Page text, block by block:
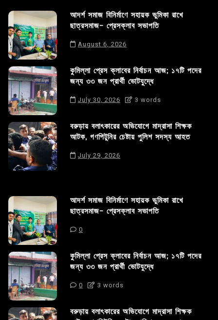
আদর্শ সমাজ বিনির্মাণে সহায়ক ভুমিকা রাখে
ছাত্রসমাজ- প্রেসক্লাব সভাপতি
August 6, 2026
কুমিল্লা প্রেস ক্লাবের নির্বাচন আজ; ১৭টি পদের
জন্য ৩৩ জন প্রার্থী ভোটযুদ্ধে
July 30, 2026 3 words
বরুড়ায় বলাৎকারের অভিযোগে মাদ্রাসা শিক্ষক
আটক, গণপিটুনির চেষ্টায় পুলিশ সদস্য আহত
July 29, 2026
আদর্শ সমাজ বিনির্মাণে সহায়ক ভুমিকা রাখে
ছাত্রসমাজ- প্রেসক্লাব সভাপতি
0
কুমিল্লা প্রেস ক্লাবের নির্বাচন আজ; ১৭টি পদের
জন্য ৩৩ জন প্রার্থী ভোটযুদ্ধে
0 3 words
বরুড়ায় বলাৎকারের অভিযোগে মাদ্রাসা শিক্ষক